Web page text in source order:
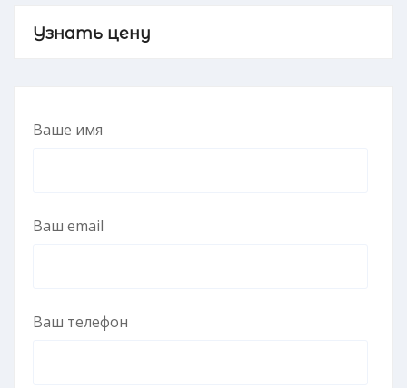
Узнать цену
Ваше имя
Ваш email
Ваш телефон